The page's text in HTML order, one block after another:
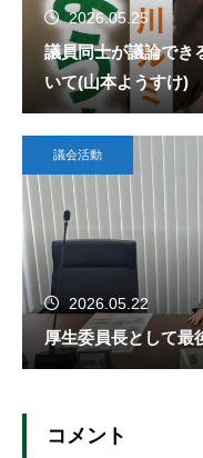
2026.05.25
議員同士が議論でき
いて(山本ようすけ)
議会活動
2026.05.22
厚生委員長として最
コメント